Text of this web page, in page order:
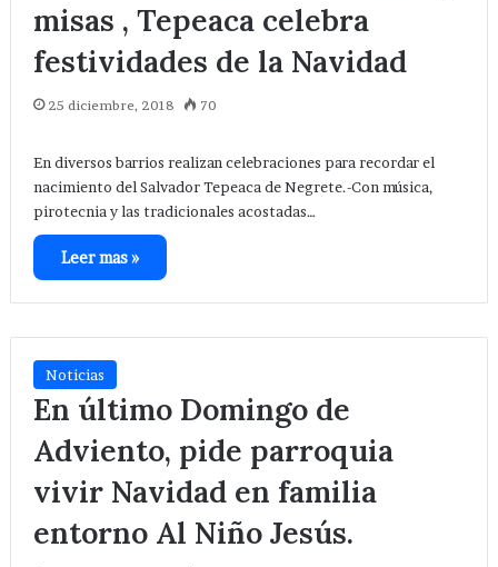
misas , Tepeaca celebra
festividades de la Navidad
25 diciembre, 2018 70
En diversos barrios realizan celebraciones para recordar el
nacimiento del Salvador Tepeaca de Negrete.-Con música,
pirotecnia y las tradicionales acostadas…
Leer mas »
Noticias
En último Domingo de
Adviento, pide parroquia
vivir Navidad en familia
entorno Al Niño Jesús.